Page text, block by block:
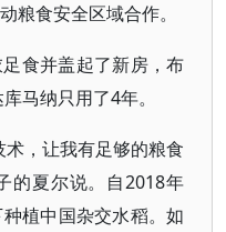
粮食安全区域合作。
食并盖起了新房，布
马纳只用了4年。
，让我有足够的粮食
的夏尔说。自2018年
植中国杂交水稻。如